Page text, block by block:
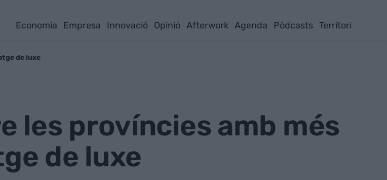
Economia Empresa Innovació Opinió Afterwork Agenda Pòdcasts Territori
de luxe
les províncies amb més
de luxe